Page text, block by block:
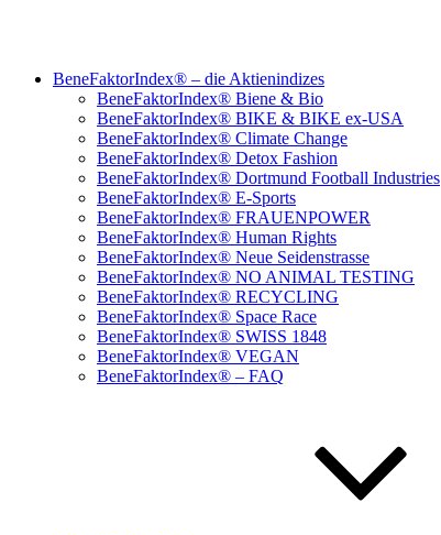
BeneFaktorIndex® – die Aktienindizes
BeneFaktorIndex® Biene & Bio
BeneFaktorIndex® BIKE & BIKE ex-USA
BeneFaktorIndex® Climate Change
BeneFaktorIndex® Detox Fashion
BeneFaktorIndex® Dortmund Football Industries
BeneFaktorIndex® E-Sports
BeneFaktorIndex® FRAUENPOWER
BeneFaktorIndex® Human Rights
BeneFaktorIndex® Neue Seidenstrasse
BeneFaktorIndex® NO ANIMAL TESTING
BeneFaktorIndex® RECYCLING
BeneFaktorIndex® Space Race
BeneFaktorIndex® SWISS 1848
BeneFaktorIndex® VEGAN
BeneFaktorIndex® – FAQ